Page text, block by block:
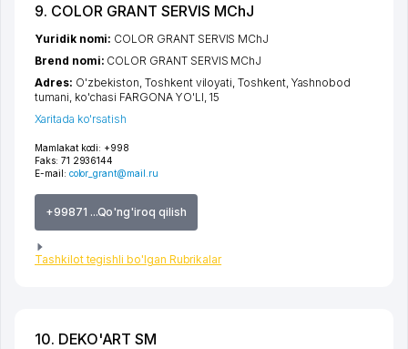
9. COLOR GRANT SERVIS MChJ
Mamlakat kodi: +998
Faks: 71 2936144
E-mail: color_grant@mail.ru
+99871 ...Qo'ng'iroq qilish
Tashkilot tegishli bo'lgan Rubrikalar
Yuridik nomi: COLOR GRANT SERVIS MChJ
Brend nomi: COLOR GRANT SERVIS MChJ
Adres: O'zbekiston,Toshkent viloyati ,Toshkent, Yashnobod
tumani ko'chasi FARGONA YO'LI , 15
Xaritada ko'rsatish
10. DEKO'ART SM